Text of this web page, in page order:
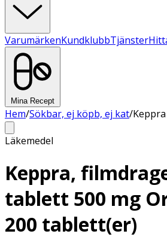
VarumärkenKundklubbTjänster
Mina Recept
Hem/Sökbar, ej köpb, ej kat/Keppra
Läkemedel
Keppra,
tablett 500 mg
200 tablett(er)